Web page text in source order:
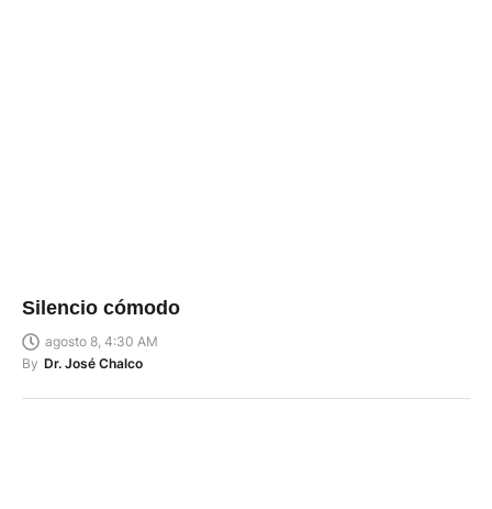
Silencio cómodo
agosto 8, 4:30 AM
By Dr. José Chalco